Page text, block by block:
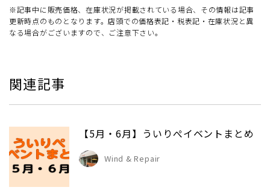
※記事中に販売価格、在庫状況が掲載されている場合、その情報は記事
更新時点のものとなります。店頭での価格表記・税表記・在庫状況と異
なる場合がございますので、ご注意下さい。
関連記事
【5月・6月】ういりぺイベントまとめ
Wind & Repair